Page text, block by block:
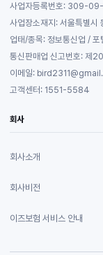
사업자등록번호: 309-
사업장소재지: 서울특별
업태/종목: 정보통신업 /
통신판매업 신고번호: 제
이메일:
고객센터: 1551-5584
회사
회사소개
회사비전
이즈보험 서비스 안내